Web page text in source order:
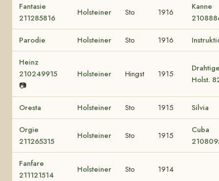
Fantasie
211285816
Holsteiner Sto 1916
Kanne
Parodie Holsteiner Sto 1916
Heinz
210249915
📷
Holsteiner Hingst 1915
Holst.
Oresta Holsteiner Sto 1915 Silvia
Orgie
211265315
Holsteiner Sto 1915
Cuba
Fanfare
211121514
Holsteiner Sto 1914